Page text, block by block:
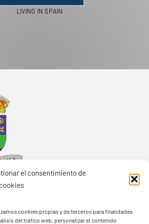
el consentimiento de
cookies propias y de terceros para finalidades
del tráfico web, personalizar el contenido
Yaiza